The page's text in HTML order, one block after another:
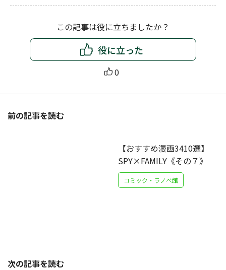
この記事は役に立ちましたか？
役に立った
0
前の記事を読む
【おすすめ漫画3410選】
SPY×FAMILY《その７》
コミック・ラノベ館
次の記事を読む